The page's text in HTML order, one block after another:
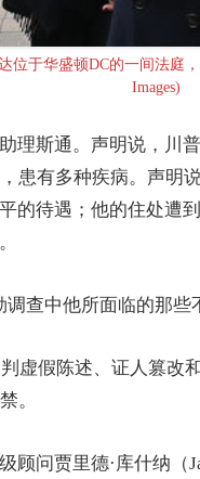
位于华盛顿DC的一间法庭
Images)
理斯通。声明说，川
患有多种疾病。声明
的待遇；他的住处遭
查中他所面临的那些
虚假陈述、证人篡改
。
顾问贾里德·库什纳（